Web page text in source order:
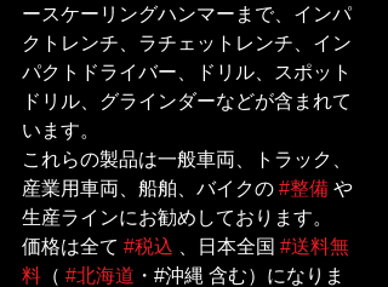
ースケーリングハンマーまで、インパ
クトレンチ、ラチェットレンチ、イン
パクトドライバー、ドリル、スポット
ドリル、グラインダーなどが含まれて
います。
これらの製品は一般車両、トラック、
産業用車両、船舶、バイクの #整備 や
生産ラインにお勧めしております。
価格は全て #税込 、日本全国 #送料無
料 （ #北海道 ・#沖縄 含む）になりま